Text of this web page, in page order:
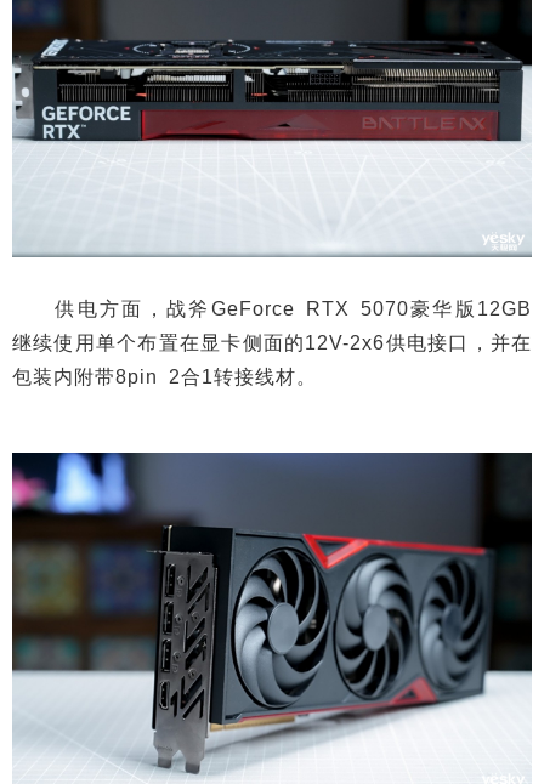
供电方面，战斧GeForce RTX 5070豪华版12GB
继续使用单个布置在显卡侧面的12V-2x6供电接口，并在
包装内附带8pin 2合1转接线材。